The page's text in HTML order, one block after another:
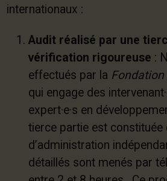
internationaux :
Audit réalisé par une
vérification rigoureuse :
effectués par la Fondation
qui engage des
expert·e·s en
tierce partie est constituée
d’administration
détaillés sont menés par